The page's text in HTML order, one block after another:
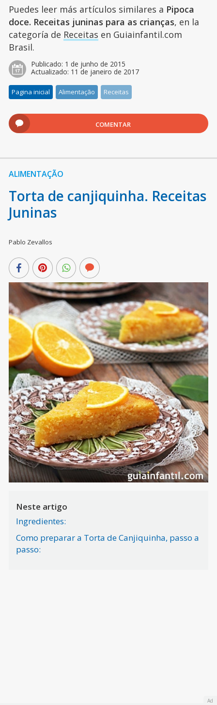
Puedes leer más artículos similares a Pipoca
doce. Receitas juninas para as crianças, en la
categoría de Receitas en Guiainfantil.com
Brasil.
Publicado: 1 de junho de 2015
Actualizado: 11 de janeiro de 2017
Pagina inicial Alimentação Receitas
COMENTAR
ALIMENTAÇÃO
Torta de canjiquinha. Receitas
Juninas
Pablo Zevallos
Neste artigo
Ingredientes:
Como preparar a Torta de Canjiquinha, passo a
passo:
Ad